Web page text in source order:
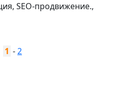
SEO-продвижение.,
1 -2